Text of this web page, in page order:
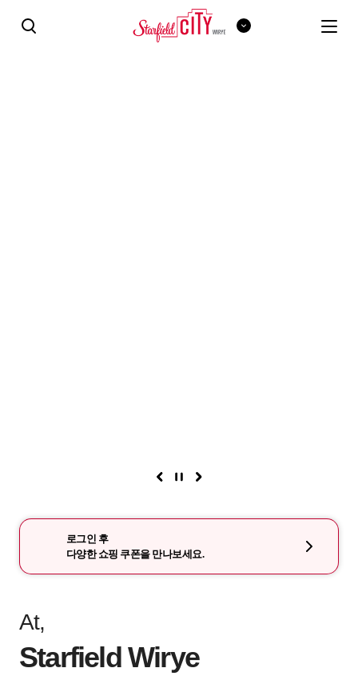
로그인 후
다양한 쇼핑 쿠폰을 만나보세요.
At,
Starfield Wirye